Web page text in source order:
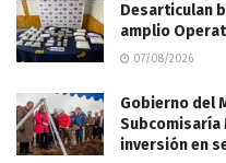
Desarticulan
amplio
07/08/2026
Gobierno del
Subcomisaría
inversión en